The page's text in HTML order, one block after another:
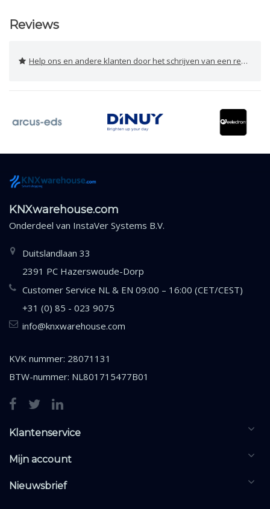
Reviews
Help ons en andere klanten door het schrijven van een review
KNXwarehouse.com
Onderdeel van InstaVer Systems B.V.
Duitslandlaan 33
2391 PC Hazerswoude-Dorp
Customer Service NL & EN 09:00 – 16:00 (CET/CEST)
+31 (0) 85 - 023 9075
info@knxwarehouse.com
KVK nummer: 28071131
BTW-nummer: NL801715477B01
Klantenservice
Mijn account
Nieuwsbrief